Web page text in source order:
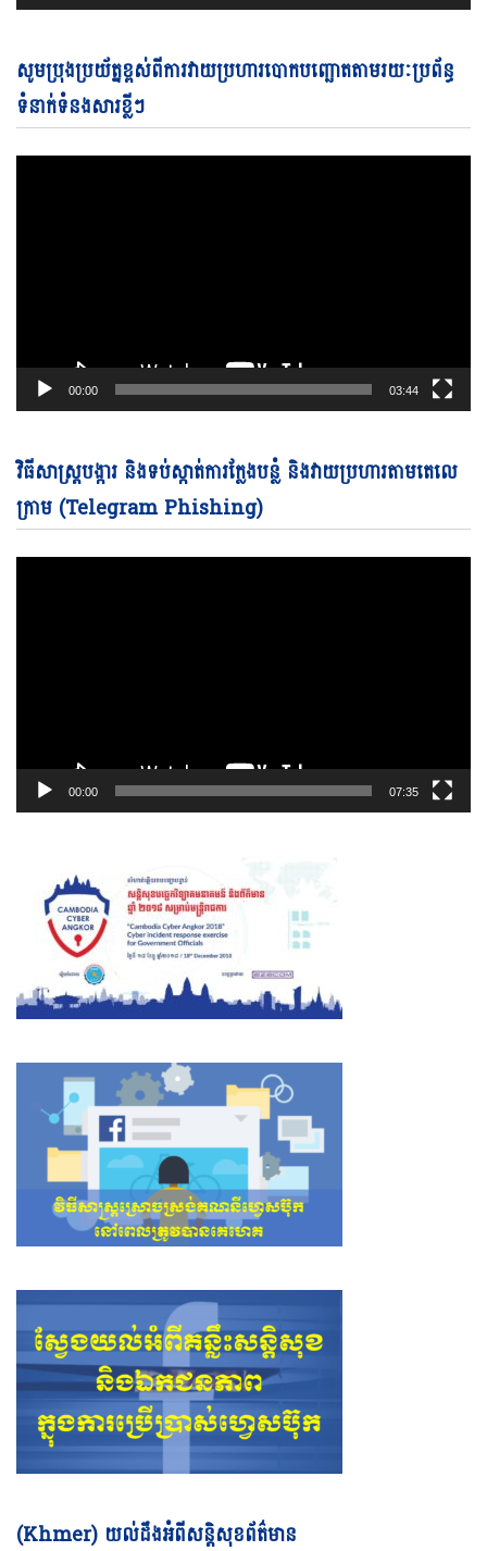
សូមប្រុងប្រយ័ត្នខ្ពស់ពីការវាយប្រហារបោកបញ្ឆោតតាមរយៈប្រព័ន្ធ
ទំនាក់ទំនងសារខ្លីៗ
00:00 03:44
វិធីសាស្ត្របង្ការ និងទប់ស្កាត់ការក្លែងបន្លំ និងវាយប្រហារតាមតេលេ
ក្រាម (Telegram Phishing)
00:00 07:35
(Khmer) យល់ដឹងអំពីសន្តិសុខព័ត៌មាន